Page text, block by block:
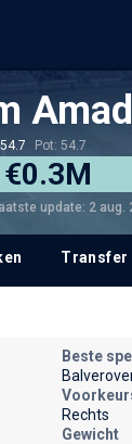
Pot: 54.7
€0.3M
update: 2 aug.
Transfer
Beste
Rechts
Gewicht